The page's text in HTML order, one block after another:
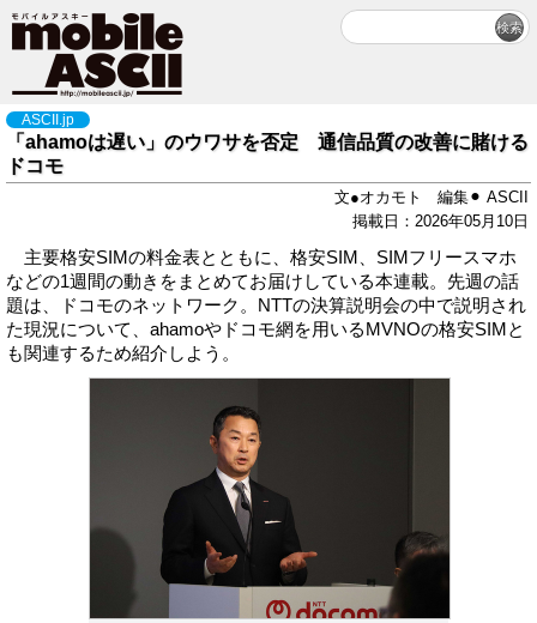
ASCII.jp
「ahamoは遅い」のウワサを否定 通信品質の改善に賭ける
ドコモ
文●オカモト 編集⚫︎ ASCII
掲載日：2026年05月10日
主要格安SIMの料金表とともに、格安SIM、SIMフリースマホ
などの1週間の動きをまとめてお届けしている本連載。先週の話
題は、ドコモのネットワーク。NTTの決算説明会の中で説明され
た現況について、ahamoやドコモ網を用いるMVNOの格安SIMと
も関連するため紹介しよう。